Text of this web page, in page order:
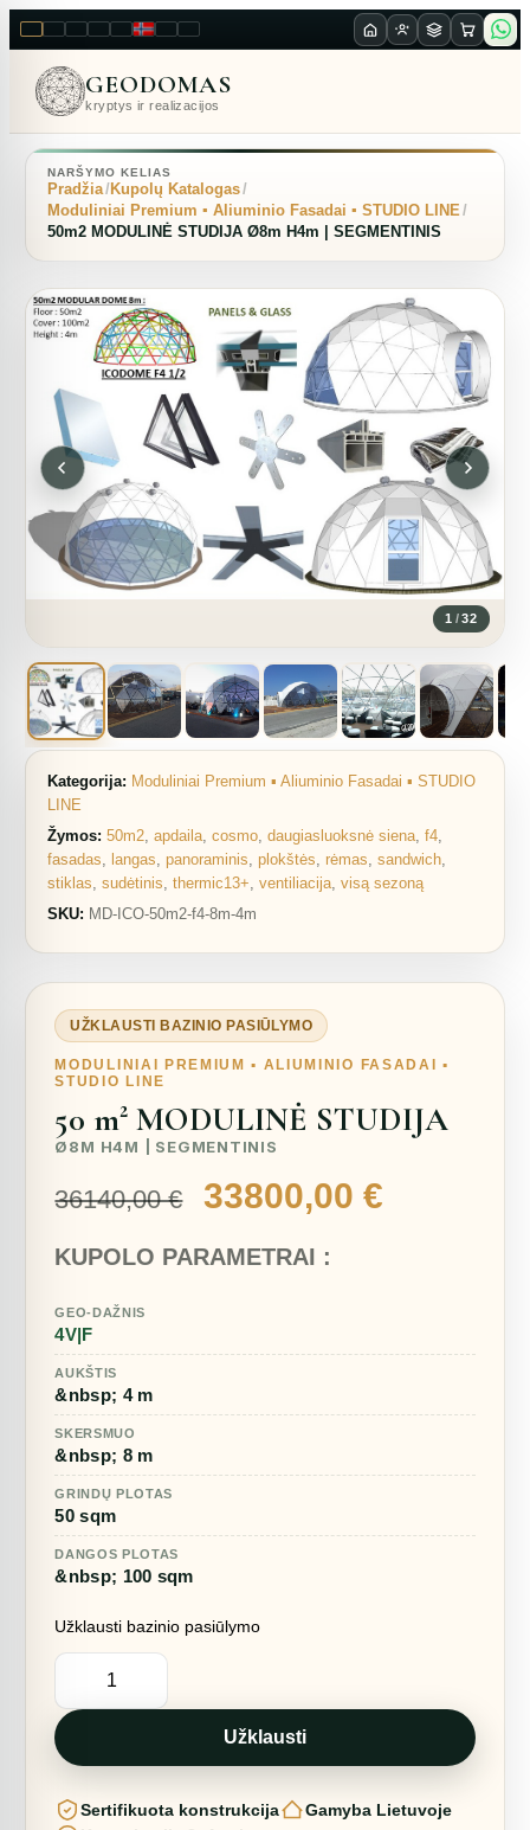
LT ENPL FRRUNOSKRO
GEODOMAS
kryptys ir realizacijos
NARŠYMO KELIAS
Pradžia Kupolų Katalogas
Moduliniai Premium ▪︎ Aliuminio Fasadai ▪︎ STUDIO LINE
50m2 MODULINĖ STUDIJA Ø8m H4m | SEGMENTINIS
1 /32
Kategorija: Moduliniai Premium ▪︎ Aliuminio Fasadai ▪︎ STUDIO
LINE
Žymos: 50m2,apdaila,cosmo,daugiasluoksnė siena,f4,
fasadas, langas,panoraminis,plokštės,rėmas,sandwich,
stiklas,sudėtinis,thermic13+,ventiliacija,visą sezoną
SKU: MD-ICO-50m2-f4-8m-4m
UŽKLAUSTI BAZINIO PASIŪLYMO
MODULINIAI PREMIUM ▪︎ ALIUMINIO FASADAI ▪︎
STUDIO LINE
50 m² MODULINĖ STUDIJA
Ø8M H4M | SEGMENTINIS
36140,00€
Original
was:
33800,00€
KUPOLO PARAMETRAI :
GEO-DAŽNIS
4V|F
AUKŠTIS
&nbsp; 4 m
SKERSMUO
&nbsp; 8 m
GRINDŲ PLOTAS
50 sqm
DANGOS PLOTAS
&nbsp; 100 sqm
Užklausti bazinio pasiūlymo
produkto
50m2
MODULINĖ
STUDIJA
Ø8m
SEGMENTINIS
Užklausti
Sertifikuota konstrukcija
Gamyba Lietuvoje